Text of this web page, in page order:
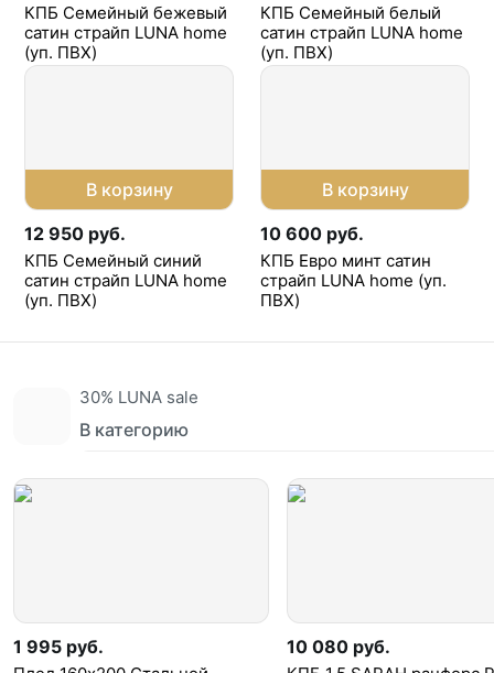
КПБ Семейный бежевый
сатин страйп LUNA home
(уп. ПВХ)
КПБ Семейный белый
сатин страйп LUNA home
(уп. ПВХ)
В корзину
12 950 руб.
КПБ Семейный синий
сатин страйп LUNA home
(уп. ПВХ)
В корзину
10 600 руб.
КПБ Евро минт сатин
страйп LUNA home (уп.
ПВХ)
30% LUNA sale
В категорию
1 995 руб. 10 080 руб.